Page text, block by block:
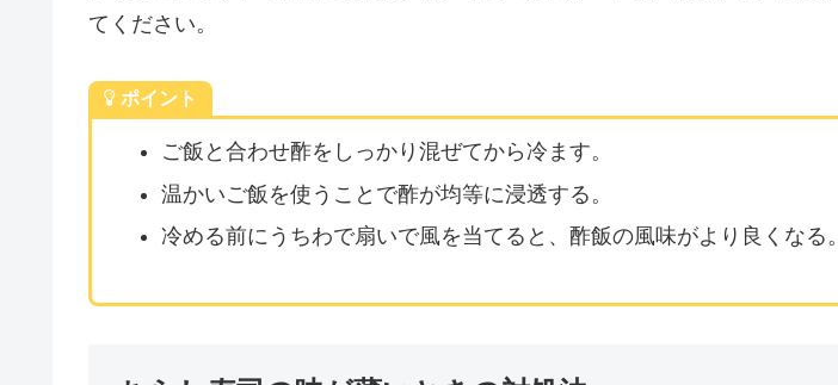
てください。
ポイント
ご飯と合わせ酢をしっかり混ぜてから冷ます。
温かいご飯を使うことで酢が均等に浸透する。
冷める前にうちわで扇いで風を当てると、酢飯の風味がより良くなる。